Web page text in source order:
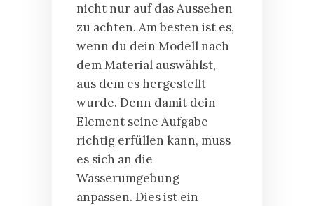
nicht nur auf das Aussehen
zu achten. Am besten ist es,
wenn du dein Modell nach
dem Material auswählst,
aus dem es hergestellt
wurde. Denn damit dein
Element seine Aufgabe
richtig erfüllen kann, muss
es sich an die
Wasserumgebung
anpassen. Dies ist ein